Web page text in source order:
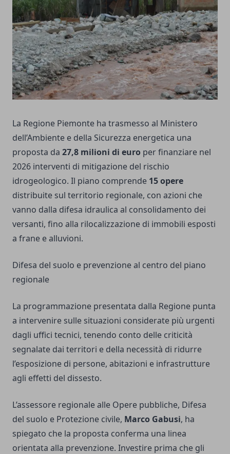
La Regione Piemonte ha trasmesso al Ministero
dell’Ambiente e della Sicurezza energetica una
proposta da 27,8 milioni di euro per finanziare nel
2026 interventi di mitigazione del rischio
idrogeologico. Il piano comprende 15 opere
distribuite sul territorio regionale, con azioni che
vanno dalla difesa idraulica al consolidamento dei
versanti, fino alla rilocalizzazione di immobili esposti
a frane e alluvioni.
Difesa del suolo e prevenzione al centro del piano
regionale
La programmazione presentata dalla Regione punta
a intervenire sulle situazioni considerate più urgenti
dagli uffici tecnici, tenendo conto delle criticità
segnalate dai territori e della necessità di ridurre
l’esposizione di persone, abitazioni e infrastrutture
agli effetti del dissesto.
L’assessore regionale alle Opere pubbliche, Difesa
del suolo e Protezione civile, Marco Gabusi, ha
spiegato che la proposta conferma una linea
orientata alla prevenzione. Investire prima che gli